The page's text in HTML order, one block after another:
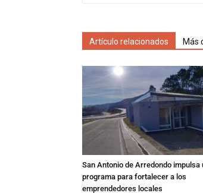
Artículo relacionados Más
San Antonio de Arredondo impulsa
programa para fortalecer a los
emprendedores locales